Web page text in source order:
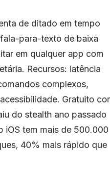
de ditado em tempo
para-texto de baixa
em qualquer app com
Recursos: latência
complexos,
Gratuito
do stealth ano passado
iOS tem mais de 500.000
40% mais rápido que